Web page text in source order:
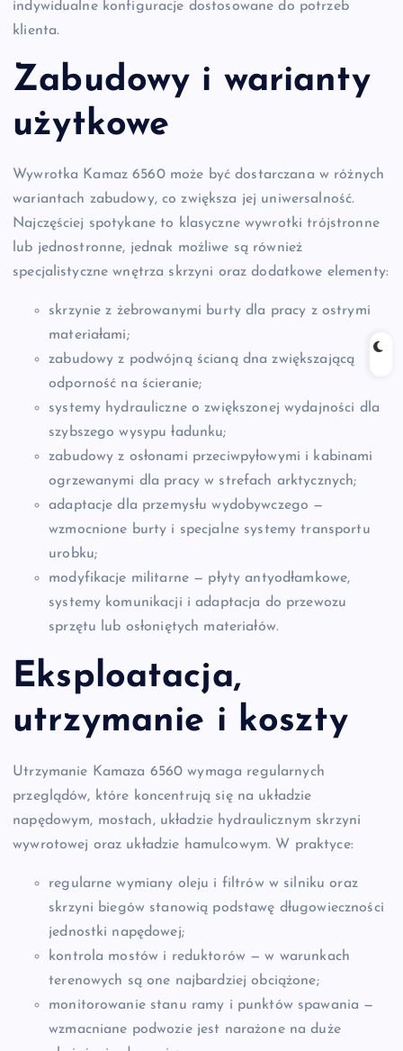
indywidualne konfiguracje dostosowane do potrzeb
klienta.
Zabudowy i warianty
użytkowe
Wywrotka Kamaz 6560 może być dostarczana w różnych
wariantach zabudowy, co zwiększa jej uniwersalność.
Najczęściej spotykane to klasyczne wywrotki trójstronne
lub jednostronne, jednak możliwe są również
specjalistyczne wnętrza skrzyni oraz dodatkowe elementy:
skrzynie z żebrowanymi burty dla pracy z ostrymi
materiałami;
zabudowy z podwójną ścianą dna zwiększającą
odporność na ścieranie;
systemy hydrauliczne o zwiększonej wydajności dla
szybszego wysypu ładunku;
zabudowy z osłonami przeciwpyłowymi i kabinami
ogrzewanymi dla pracy w strefach arktycznych;
adaptacje dla przemysłu wydobywczego —
wzmocnione burty i specjalne systemy transportu
urobku;
modyfikacje militarne — płyty antyodłamkowe,
systemy komunikacji i adaptacja do przewozu
sprzętu lub osłoniętych materiałów.
Eksploatacja,
utrzymanie i koszty
Utrzymanie Kamaza 6560 wymaga regularnych
przeglądów, które koncentrują się na układzie
napędowym, mostach, układzie hydraulicznym skrzyni
wywrotowej oraz układzie hamulcowym. W praktyce:
regularne wymiany oleju i filtrów w silniku oraz
skrzyni biegów stanowią podstawę długowieczności
jednostki napędowej;
kontrola mostów i reduktorów — w warunkach
terenowych są one najbardziej obciążone;
monitorowanie stanu ramy i punktów spawania —
wzmacniane podwozie jest narażone na duże